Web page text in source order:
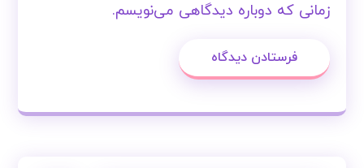
زمانی که دوباره دیدگاهی می‌نویسم.
فرستادن دیدگاه